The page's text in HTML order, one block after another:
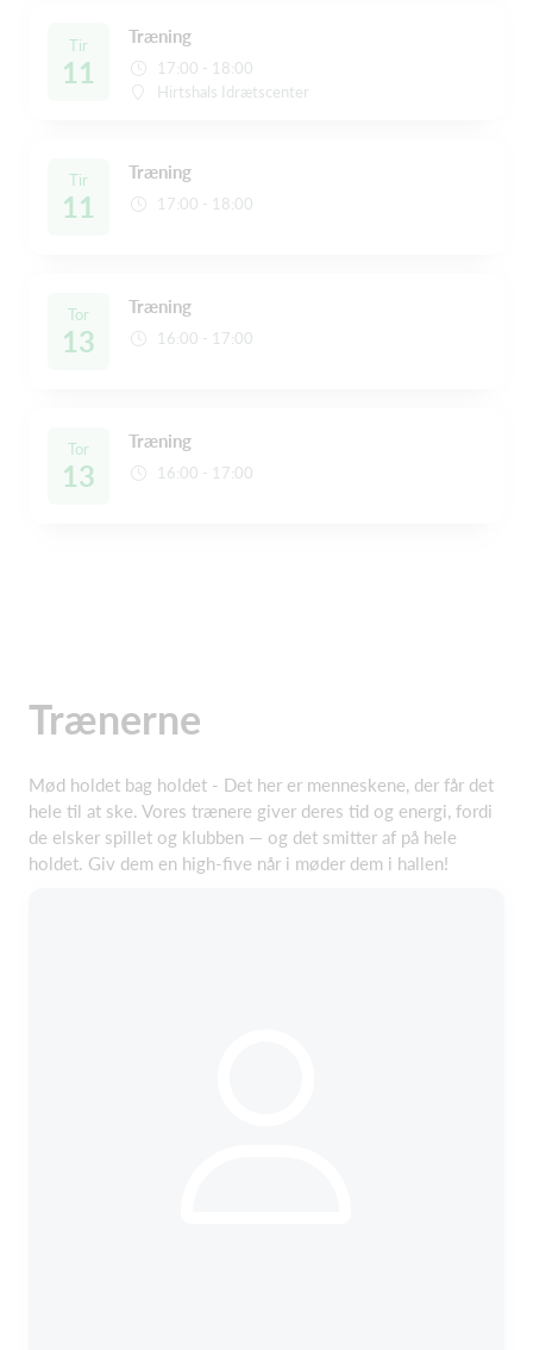
Tir
11
Træning
17:00 - 18:00
Hirtshals Idrætscenter
Tir
11
Træning
17:00 - 18:00
Tor
13
Træning
16:00 - 17:00
Tor
13
Træning
16:00 - 17:00
Trænerne
Mød holdet bag holdet - Det her er menneskene, der får det
hele til at ske. Vores trænere giver deres tid og energi, fordi
de elsker spillet og klubben — og det smitter af på hele
holdet. Giv dem en high-five når i møder dem i hallen!